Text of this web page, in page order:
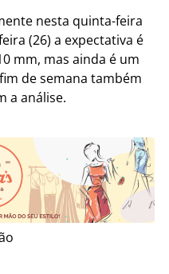
nesta quinta-feira
(26) a expectativa é
mm, mas ainda é um
de semana também
a análise.